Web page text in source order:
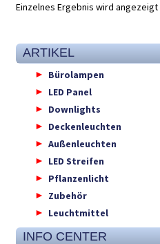
Einzelnes Ergebnis wird angezeigt
ARTIKEL
Bürolampen
LED Panel
Downlights
Deckenleuchten
Außenleuchten
LED Streifen
Pflanzenlicht
Zubehör
Leuchtmittel
INFO CENTER